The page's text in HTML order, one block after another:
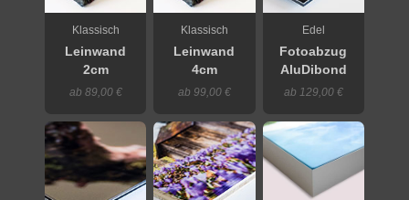
Klassisch
Leinwand
2cm
ab 89,00 €
Klassisch
Leinwand
4cm
ab 99,00 €
Edel
Fotoabzug
AluDibond
ab 129,00 €